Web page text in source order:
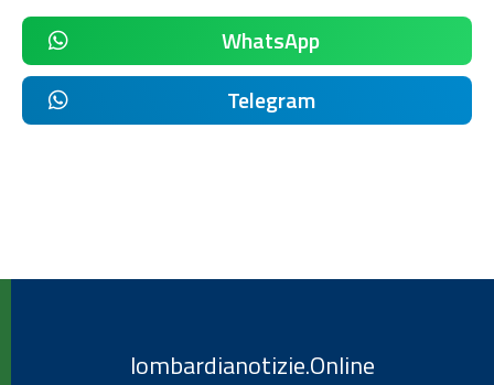
WhatsApp
Telegram
lombardianotizie.Online